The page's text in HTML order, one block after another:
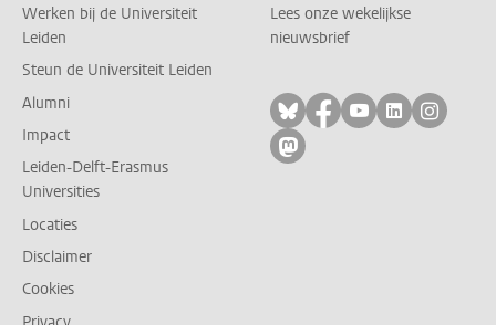
Werken bij de Universiteit
Leiden
Steun de Universiteit Leiden
Alumni
Impact
Leiden-Delft-Erasmus
Universities
Locaties
Disclaimer
Cookies
Lees onze wekelijkse
nieuwsbrief
Volg ons op bluesky
Volg ons op
Volg ons op
Volg ons
Volg
Volg ons op mastodon